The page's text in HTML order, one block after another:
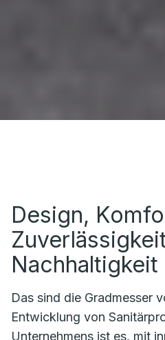
Design,
Nachhaltigkeit
Das sind die Gradmesser
Entwicklung von
Unternehmens ist es, mit